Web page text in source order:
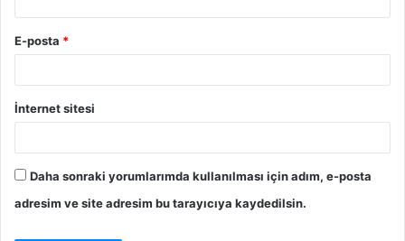
E-posta *
İnternet sitesi
Daha sonraki yorumlarımda kullanılması için adım, e-posta
adresim ve site adresim bu tarayıcıya kaydedilsin.